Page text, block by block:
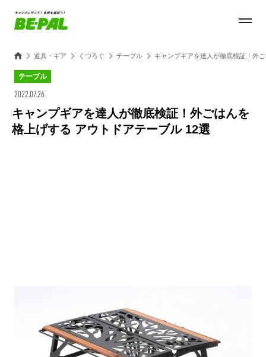
道具・ギア くつろぐ テーブル キャンプギアを達人が徹底検証！外
テーブル
2022.07.26
キャンプギアを達人が徹底検証！外ごはんを
格上げする アウトドアテーブル 12選